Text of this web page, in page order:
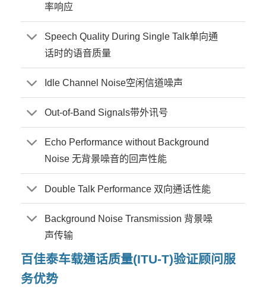
率响应
Speech Quality During Single Talk单向通
话时的语音质量
Idle Channel Noise空闲信道噪声
Out-of-Band Signals带外讯号
Echo Performance without Background
Noise 无背景噪音的回声性能
Double Talk Performance 双向通话性能
Background Noise Transmission 背景噪
声传输
百佳泰车载通话质量(ITU-T)验证顾问服
务优势